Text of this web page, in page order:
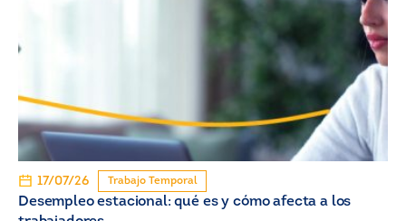
17/07/26 Trabajo Temporal
Desempleo estacional: qué es y cómo afecta a los